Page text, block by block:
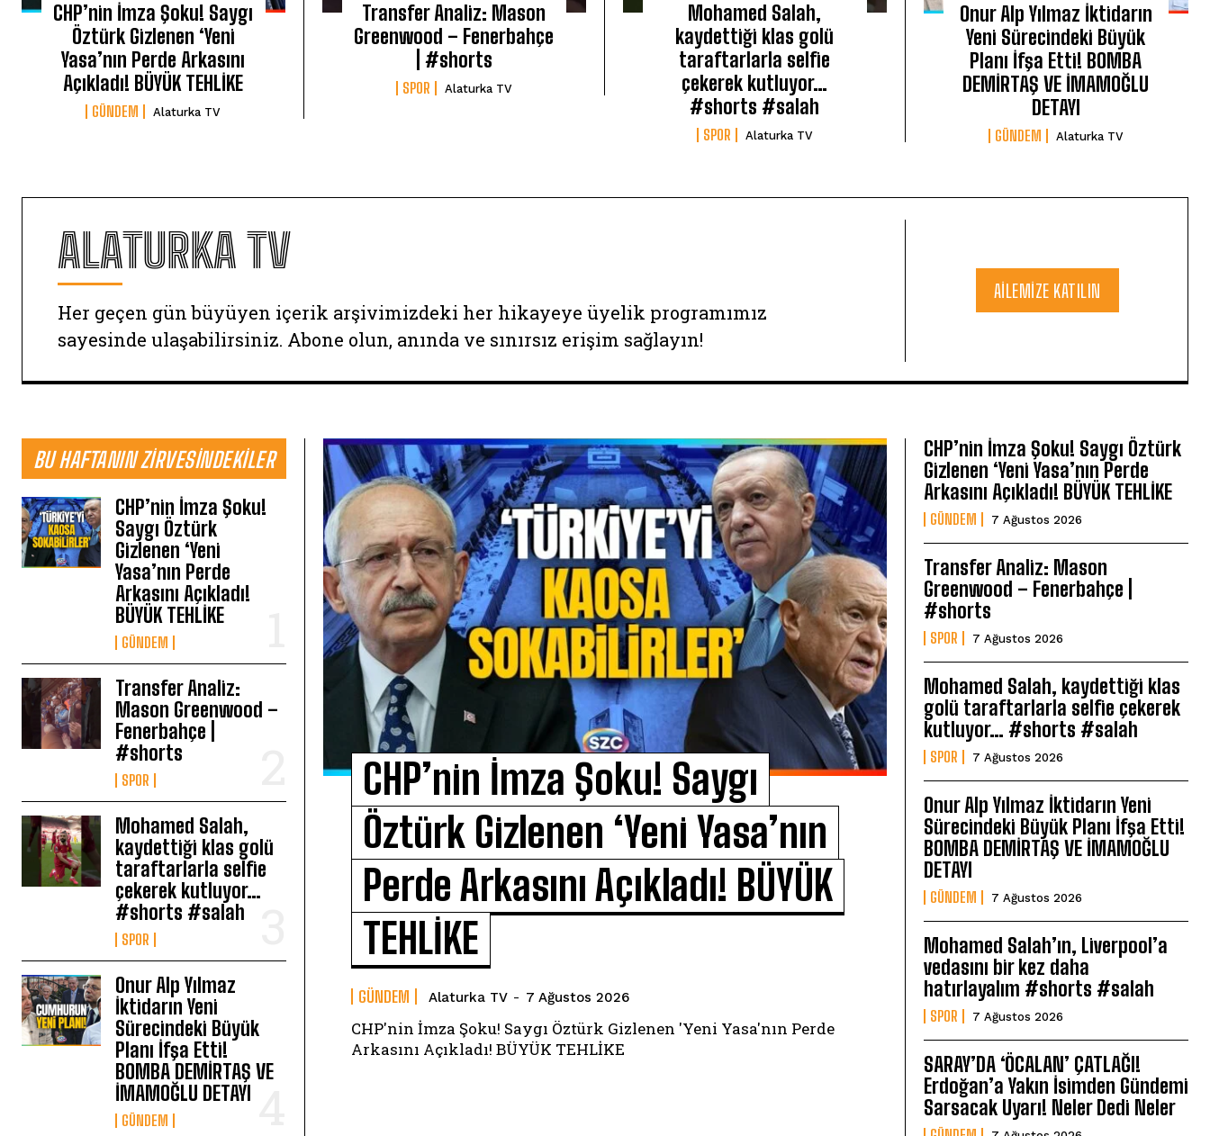
CHP’nin İmza Şoku! Saygı
Öztürk Gizlenen ‘Yeni
Yasa’nın Perde Arkasını
Açıkladı! BÜYÜK TEHLİKE
GÜNDEM Alaturka TV
Transfer Analiz: Mason
Greenwood – Fenerbahçe
| #shorts
SPOR Alaturka TV
Mohamed Salah,
kaydettiği klas golü
taraftarlarla selfie
çekerek kutluyor…
#shorts #salah
SPOR Alaturka TV
Onur Alp Yılmaz İktidarın
Yeni Sürecindeki Büyük
Planı İfşa Etti! BOMBA
DEMİRTAŞ VE İMAMOĞLU
DETAYI
GÜNDEM Alaturka TV
ALATURKA TV
Her geçen gün büyüyen içerik arşivimizdeki her hikayeye üyelik programımız
sayesinde ulaşabilirsiniz. Abone olun, anında ve sınırsız erişim sağlayın!
AILEMIZE KATILIN
BU HAFTANIN ZIRVESINDEKILER
CHP’nin İmza Şoku!
Saygı Öztürk
Gizlenen ‘Yeni
Yasa’nın Perde
Arkasını Açıkladı!
BÜYÜK TEHLİKE
GÜNDEM
Transfer Analiz:
Mason Greenwood –
Fenerbahçe |
#shorts
SPOR
Mohamed Salah,
kaydettiği klas golü
taraftarlarla selfie
çekerek kutluyor…
#shorts #salah
SPOR
Onur Alp Yılmaz
İktidarın Yeni
Sürecindeki Büyük
Planı İfşa Etti!
BOMBA DEMİRTAŞ VE
İMAMOĞLU DETAYI
GÜNDEM
CHP’nin İmza Şoku! Saygı
Öztürk Gizlenen ‘Yeni Yasa’nın
Perde Arkasını Açıkladı! BÜYÜK
TEHLİKE
GÜNDEM Alaturka TV - 7 Ağustos 2026
CHP'nin İmza Şoku! Saygı Öztürk Gizlenen 'Yeni Yasa'nın Perde
Arkasını Açıkladı! BÜYÜK TEHLİKE
CHP’nin İmza Şoku! Saygı Öztürk
Gizlenen ‘Yeni Yasa’nın Perde
Arkasını Açıkladı! BÜYÜK TEHLİKE
GÜNDEM 7 Ağustos 2026
Transfer Analiz: Mason
Greenwood – Fenerbahçe |
#shorts
SPOR 7 Ağustos 2026
Mohamed Salah, kaydettiği klas
golü taraftarlarla selfie çekerek
kutluyor… #shorts #salah
SPOR 7 Ağustos 2026
Onur Alp Yılmaz İktidarın Yeni
Sürecindeki Büyük Planı İfşa Etti!
BOMBA DEMİRTAŞ VE İMAMOĞLU
DETAYI
GÜNDEM 7 Ağustos 2026
Mohamed Salah’ın, Liverpool’a
vedasını bir kez daha
hatırlayalım #shorts #salah
SPOR 7 Ağustos 2026
SARAY’DA ‘ÖCALAN’ ÇATLAĞI!
Erdoğan’a Yakın İsimden Gündemi
Sarsacak Uyarı! Neler Dedi Neler